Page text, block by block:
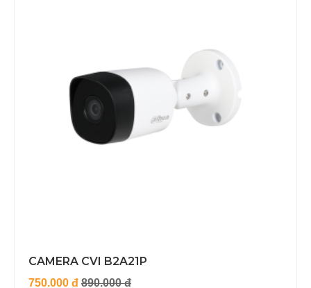
CAMERA CVI B2A21P
750.000 đ 890.000 đ